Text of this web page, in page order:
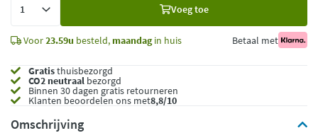
Voeg toe
Voor23.59u besteld, maandagin huis Betaal met
Gratisthuisbezorgd
CO2 neutraal bezorgd
Binnen 30 dagen gratis retourneren
Klanten beoordelen ons met8,8/10
Omschrijving